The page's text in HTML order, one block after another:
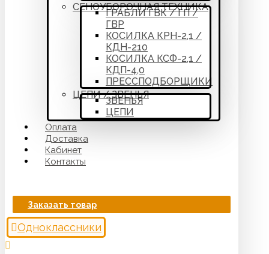
СЕНОУБОРОЧНАЯ ТЕХНИКА
ГРАБЛИ ГВК / ГП /
ГВР
КОСИЛКА КРН-2,1 /
КДН-210
КОСИЛКА КСФ-2,1 /
КДП-4,0
ПРЕССПОДБОРЩИКИ
ЦЕПИ / ЗВЕНЬЯ
ЗВЕНЬЯ
ЦЕПИ
Оплата
Доставка
Кабинет
Контакты
Заказать товар
Одноклассники